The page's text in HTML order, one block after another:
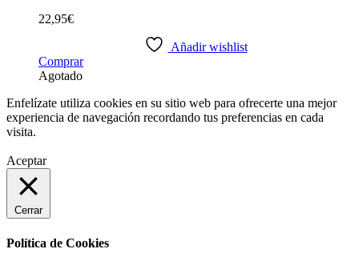
22,95€
Añadir wishlist
Comprar
Agotado
Enfelízate utiliza cookies en su sitio web para ofrecerte una mejor
experiencia de navegación recordando tus preferencias en cada
visita.
Aceptar
Cerrar
Política de Cookies